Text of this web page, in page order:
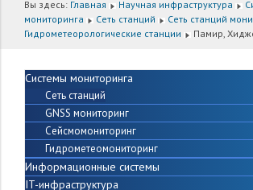
Вы здесь: Главная Научная инфраструктура
мониторинга
Сеть станций
Сеть станций
Гидрометеорологические станции
Памир,
Системы мониторинга
Сеть станций
GNSS мониторинг
Сейсмомониторинг
Гидрометеомониторинг
Информационные системы
IT-инфраструктура